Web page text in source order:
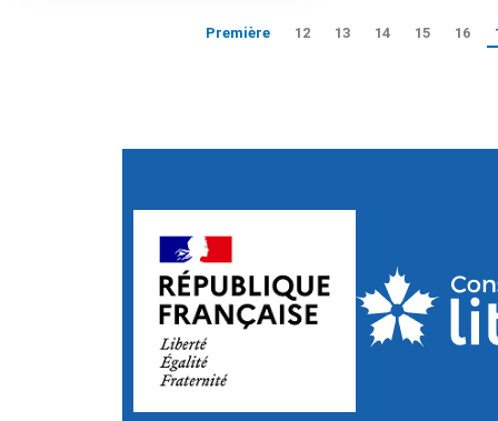
Première 12 13 14 15 16